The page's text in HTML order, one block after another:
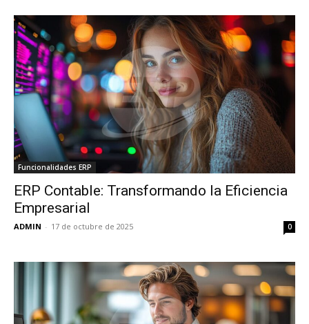
Funcionalidades ERP
ERP Contable: Transformando la Eficiencia
Empresarial
ADMIN - 17 de octubre de 2025 0